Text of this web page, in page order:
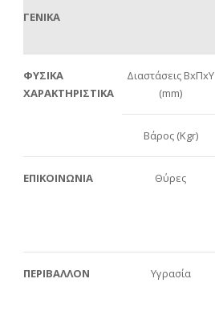
ΓΕΝΙΚΑ
ΦΥΣΙΚΑ
ΧΑΡΑΚΤΗΡΙΣΤΙΚΑ
Διαστάσεις ΒxΠxΥ
(mm)
Βάρος (Kgr)
ΕΠΙΚΟΙΝΩΝΙΑ Θύρες
ΠΕΡΙΒΑΛΛΟΝ Υγρασία